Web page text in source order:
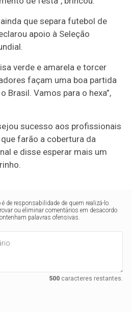
que separa futebol de
apoio à Seleção
verde e amarela e torcer
façam uma boa partida
Brasil. Vamos para o hexa”,
sucesso aos profissionais
farão a cobertura da
e disse esperar mais um
de responsabilidade de quem realizá-lo.
ou eliminar comentários em desacordo
palavras ofensivas.
500caracteres restantes.